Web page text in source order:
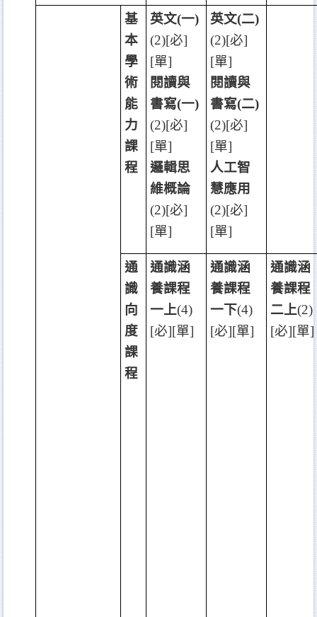
基
本
學
術
能
力
課
程
英文(一)
(2)[必]
[單]
閱讀與
書寫(一)
(2)[必]
[單]
邏輯思
維概論
(2)[必]
[單]
英文(二)
(2)[必]
[單]
閱讀與
書寫(二)
(2)[必]
[單]
人工智
慧應用
(2)[必]
[單]
通
識
向
度
課
程
通識涵
養課程
一上(4)
[必][單]
通識涵
養課程
一下(4)
[必][單]
通識涵
養課程
二上(2)
[必][單]